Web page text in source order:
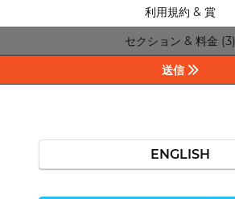
利用規約 & 賞
セクション & 料金 (3)
送信
ENGLISH